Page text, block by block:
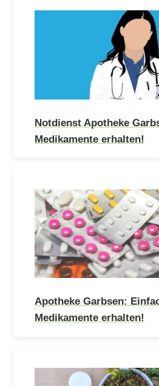
Notdienst Apotheke
Medikamente erhalten!
Apotheke Garbsen:
Medikamente erhalten!